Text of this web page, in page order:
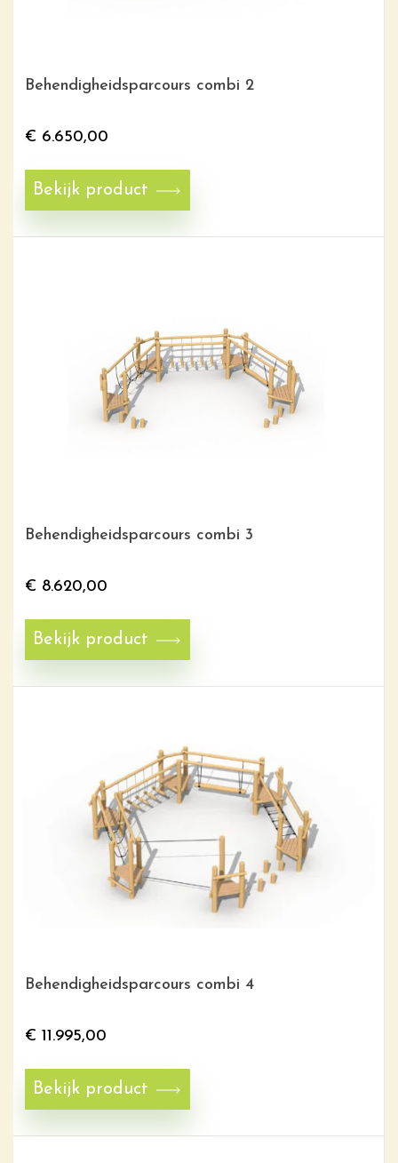
Behendigheidsparcours combi 2
€ 6.650,00
Bekijk product
Behendigheidsparcours combi 3
€ 8.620,00
Bekijk product
Behendigheidsparcours combi 4
€ 11.995,00
Bekijk product